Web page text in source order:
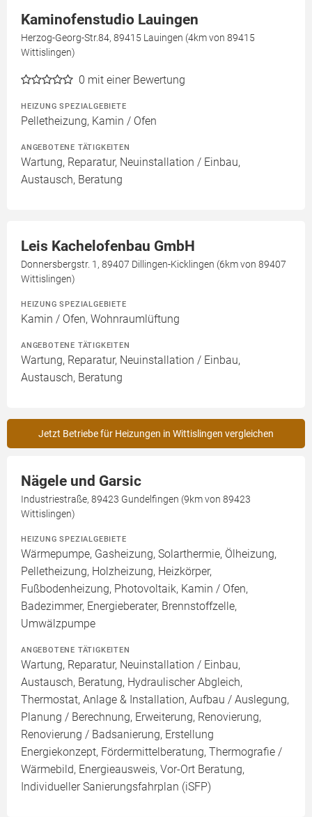
Kaminofenstudio Lauingen
Herzog-Georg-Str.84, 89415 Lauingen (4km von 89415
Wittislingen)
0 mit einer Bewertung
HEIZUNG SPEZIALGEBIETE
Pelletheizung, Kamin / Ofen
ANGEBOTENE TÄTIGKEITEN
Wartung, Reparatur, Neuinstallation / Einbau,
Austausch, Beratung
Leis Kachelofenbau GmbH
Donnersbergstr. 1, 89407 Dillingen-Kicklingen (6km von 89407
Wittislingen)
HEIZUNG SPEZIALGEBIETE
Kamin / Ofen, Wohnraumlüftung
ANGEBOTENE TÄTIGKEITEN
Wartung, Reparatur, Neuinstallation / Einbau,
Austausch, Beratung
Jetzt Betriebe für Heizungen in Wittislingen vergleichen
Nägele und Garsic
Industriestraße, 89423 Gundelfingen (9km von 89423
Wittislingen)
HEIZUNG SPEZIALGEBIETE
Wärmepumpe, Gasheizung, Solarthermie, Ölheizung,
Pelletheizung, Holzheizung, Heizkörper,
Fußbodenheizung, Photovoltaik, Kamin / Ofen,
Badezimmer, Energieberater, Brennstoffzelle,
Umwälzpumpe
ANGEBOTENE TÄTIGKEITEN
Wartung, Reparatur, Neuinstallation / Einbau,
Austausch, Beratung, Hydraulischer Abgleich,
Thermostat, Anlage & Installation, Aufbau / Auslegung,
Planung / Berechnung, Erweiterung, Renovierung,
Renovierung / Badsanierung, Erstellung
Energiekonzept, Fördermittelberatung, Thermografie /
Wärmebild, Energieausweis, Vor-Ort Beratung,
Individueller Sanierungsfahrplan (iSFP)